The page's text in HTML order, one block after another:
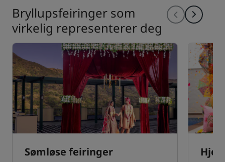
Kunlun Golden Tulip
Bryllupsfeiringer som
virkelig representerer deg
Sømløse feiringer